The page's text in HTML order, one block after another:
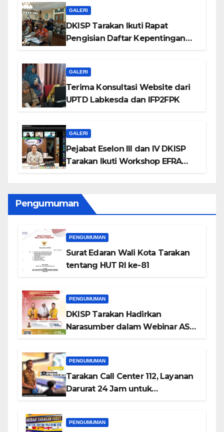
GALERI
DKISP Tarakan Ikuti Rapat
Pengisian Daftar Kepentingan
GALERI
Terima Konsultasi Website dari
UPTD Labkesda dan IFP2FPK
GALERI
Pejabat Eselon III dan IV DKISP
Tarakan Ikuti Workshop EFRA
Pengumuman
PENGUMUMAN
Surat Edaran Wali Kota Tarakan
tentang HUT RI ke-81
PENGUMUMAN
DKISP Tarakan Hadirkan
Narasumber dalam Webinar ASN
PENGUMUMAN
Tarakan Call Center 112, Layanan
Darurat 24 Jam untuk
PENGUMUMAN